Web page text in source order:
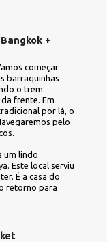
+
começar
barraquinhas
o trem
frente. Em
por lá, o
pelo
um lindo
Este local serviu
É a casa do
retorno para